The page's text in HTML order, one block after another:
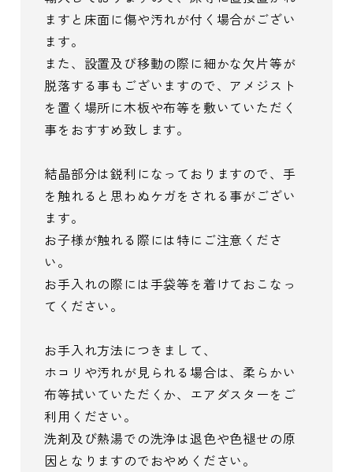
ますと床面に傷や汚れが付く場合がござい
ます。
また、設置及び移動の際に細かな欠片等が
脱落する事もございますので、アメジスト
を置く場所に木板や布等を敷いていただく
事をおすすめ致します。
結晶部分は鋭利になっておりますので、手
を触れると思わぬケガをされる事がござい
ます。
お子様が触れる際には特にご注意くださ
い。
お手入れの際には手袋等を着けておこなっ
てください。
お手入れ方法につきまして、
ホコリや汚れが見られる場合は、柔らかい
布等拭いていただくか、エアダスターをご
利用ください。
洗剤及び熱湯での洗浄は退色や色褪せの原
因となりますのでおやめください。